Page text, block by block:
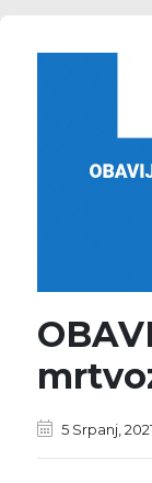
5 Srpanj, 2021